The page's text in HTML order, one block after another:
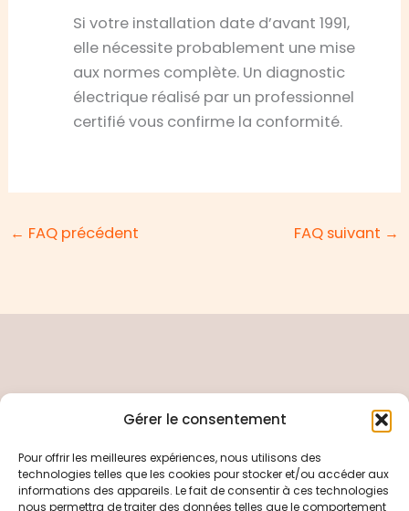
Gérer le consentement
Pour offrir les meilleures expériences, nous utilisons des
technologies telles que les cookies pour stocker et/ou accéder aux
informations des appareils. Le fait de consentir à ces technologies
nous permettra de traiter des données telles que le comportement
Si votre installation date d’avant 1991,
elle nécessite probablement une mise
aux normes complète. Un diagnostic
électrique réalisé par un professionnel
certifié vous confirme la conformité.
← FAQ précédent FAQ suivant →
Copyright © 2026 Electricité Générale particulier
et professionnel